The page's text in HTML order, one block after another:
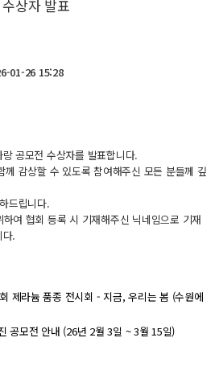
상자 발표
01-26 15:28
공모전 수상자를 발표합니다.
께 감상할 수 있도록 참여해주신 모든 분들께 깊
드립니다.
여 협회 등록 시 기재해주신 닉네임으로 기재
.
제라늄 품종 전시회 - 지금, 우리는 봄 (수원에
공모전 안내 (26년 2월 3일 ~ 3월 15일)